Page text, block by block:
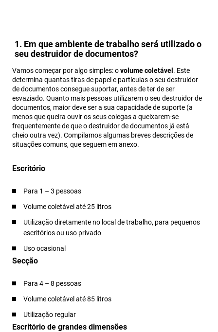
1. Em que ambiente de trabalho será utilizado o
seu destruidor de documentos?
Vamos começar por algo simples: ovolume coletável . Este
determina quantas tiras de papel e partículas o seu destruidor
de documentos consegue suportar, antes de ter de ser
esvaziado. Quanto mais pessoas utilizarem o seu destruidor de
documentos, maior deve ser a sua capacidade de suporte (a
menos que queira ouvir os seus colegas a queixarem-se
frequentemente de que o destruidor de documentos já está
cheio outra vez). Compilamos algumas breves descrições de
situações comuns, que seguem em anexo.
Escritório
Para 1 – 3 pessoas
Volume coletável até 25 litros
Utilização diretamente no local de trabalho, para pequenos
escritórios ou uso privado
Uso ocasional
Secção
Para 4 – 8 pessoas
Volume coletável até 85 litros
Utilização regular
Escritório de grandes dimensões